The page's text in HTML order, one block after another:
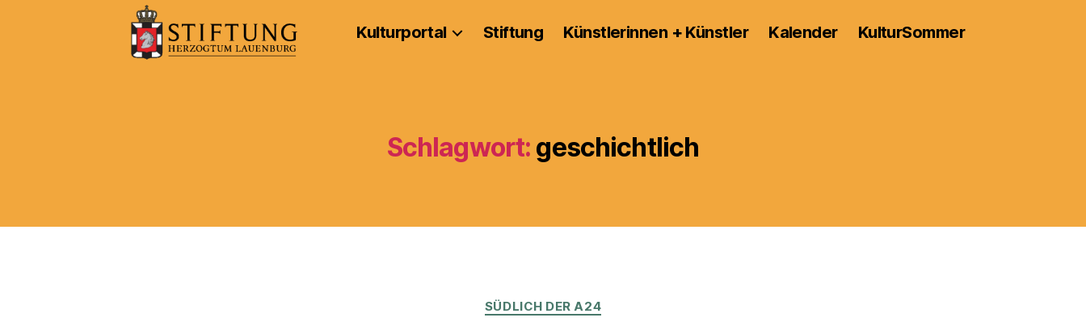
Kulturportal Stiftung Künstlerinnen + Künstler Kalender KulturSommer
Schlagwort: geschichtlich
Kategorien
SÜDLICH DER A24